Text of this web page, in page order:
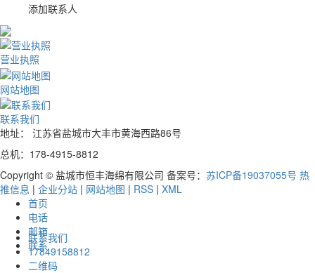
添加联系人
营业执照
网站地图
联系我们
地址： 江苏省盐城市大丰市黄海西路86号
总机：178-4915-8812
Copyright © 盐城市恒丰海绵有限公司 备案号： 苏ICP备19037055号 热
推信息 | 企业分站 | 网站地图 | RSS | XML
首页
电话
邮箱
联系
联系我们
17849158812
二维码